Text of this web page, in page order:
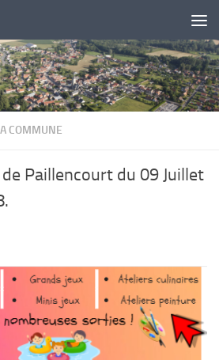
COMMUNE
Paillencourt du 09 Juillet